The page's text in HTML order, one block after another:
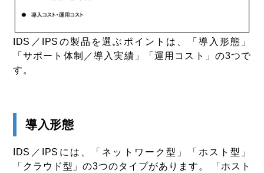
IDS／IPSの製品を選ぶポイントは、「導入形態」
「サポート体制／導入実績」「運用コスト」の3つで
す。
導入形態
IDS／IPSには、「ネットワーク型」「ホスト型」
「クラウド型」の3つのタイプがあります。 「ホスト